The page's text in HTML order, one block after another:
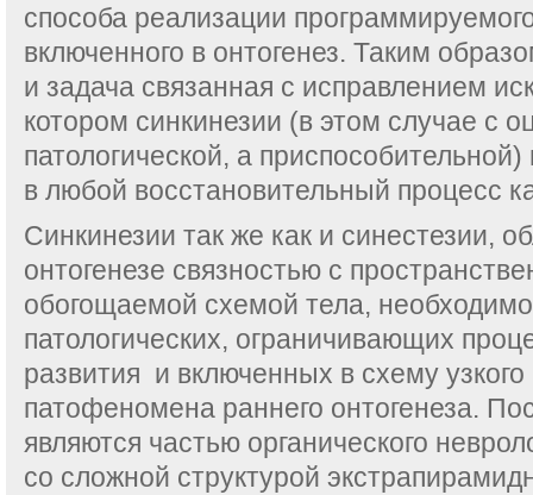
способа реализации
включенного в онтогенез. Таким
и задача связанная с исправлением
котором синкинезии (в этом случае с
патологической, а
в любой восстановительный процесс
Синкинезии так же как и синестезии,
онтогенезе связностью с
обогощаемой схемой тела, необходимо
патологических, ограничивающих
развития и включенных в схему узкого
патофеномена раннего онтогенеза.
являются частью органического
со сложной структурой